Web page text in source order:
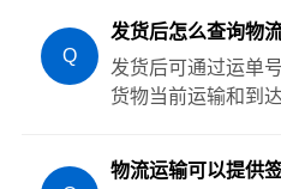
Q
发货后怎么查询物流
发货后可通过运单
货物当前运输和到达
物流运输可以提供